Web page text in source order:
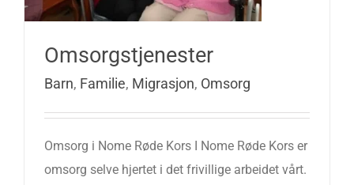
Omsorgstjenester
Barn, Familie, Migrasjon, Omsorg
Omsorg i Nome Røde Kors I Nome Røde Kors er
omsorg selve hjertet i det frivillige arbeidet vårt.